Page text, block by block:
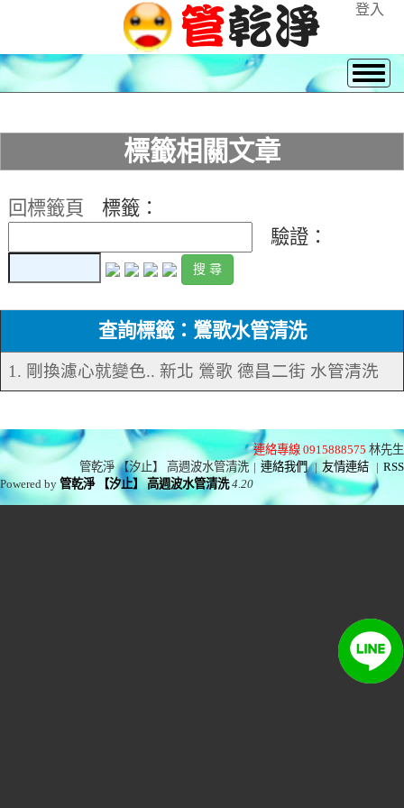
登入
標籤相關文章
回標籤頁
標籤：
驗證：
查詢標籤：鶯歌水管清洗
1. 剛換濾心就變色.. 新北 鶯歌 德昌二街 水管清洗
連絡專線 0915888575 林先生
管乾淨 【汐止】 高週波水管清洗 | 連絡我們 | 友情連結 | RSS
Powered by管乾淨 【汐止】 高週波水管清洗 4.20